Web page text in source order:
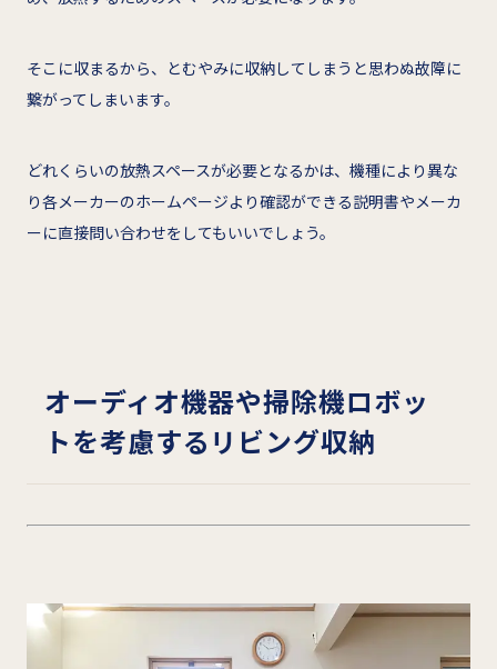
そこに収まるから、とむやみに収納してしまうと思わぬ故障に
繋がってしまいます。
どれくらいの放熱スペースが必要となるかは、機種により異な
り各メーカーのホームページより確認ができる説明書やメーカ
ーに直接問い合わせをしてもいいでしょう。
オーディオ機器や掃除機ロボッ
トを考慮するリビング収納